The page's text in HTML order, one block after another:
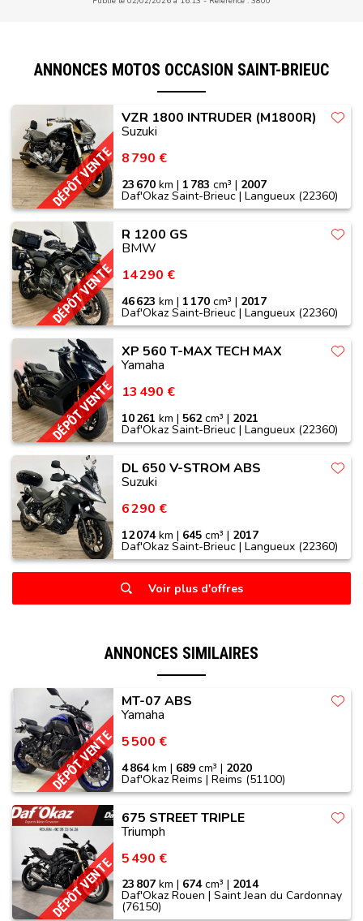
ANNONCES MOTOS OCCASION SAINT-BRIEUC
DÉPÔT VENTE
VZR 1800 INTRUDER (M1800R)
Suzuki
8 790 €
23 670 km | 1 783 cm³ | 2007
Daf'Okaz Saint-Brieuc | Langueux (22360)
DÉPÔT VENTE
R 1200 GS
BMW
14 290 €
46 623 km | 1 170 cm³ | 2017
Daf'Okaz Saint-Brieuc | Langueux (22360)
DÉPÔT VENTE
XP 560 T-MAX TECH MAX
Yamaha
13 490 €
10 261 km |562cm³ | 2021
Daf'Okaz Saint-Brieuc | Langueux (22360)
DL 650 V-STROM ABS
Suzuki
6 290 €
12 074km | 645 cm³ | 2017
Daf'Okaz Saint-Brieuc | Langueux (22360)
Voir plus d'offres
ANNONCES SIMILAIRES
DÉPÔT VENTE
MT-07 ABS
Yamaha
5 500 €
4 864km | 689 cm³ | 2020
Daf'Okaz Reims | Reims (51100)
DÉPÔT VENTE
675 STREET TRIPLE
Triumph
5 490 €
23 807 km | 674cm³ | 2014
Daf'Okaz Rouen | Saint Jean du Cardonnay
(76150)